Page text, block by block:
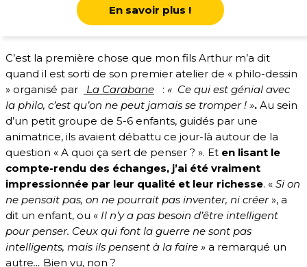
En savoir plus !
C’est la première chose que mon fils Arthur m’a dit
quand il est sorti de son premier atelier de « philo-dessin
» organisé par
La Carabane : « Ce qui est génial avec
la philo, c’est qu’on ne peut jamais se tromper ! ». Au sein
d’un petit groupe de 5-6 enfants, guidés par une
animatrice, ils avaient débattu ce jour-là autour de la
question « A quoi ça sert de penser ? ». Et en lisant le
compte-rendu des échanges, j’ai été vraiment
impressionnée par leur qualité et leur richesse. « Si on
ne pensait pas, on ne pourrait pas inventer, ni créer», a
dit un enfant, ou « Il n’y a pas besoin d’être intelligent
pour penser. Ceux qui font la guerre ne sont pas
intelligents, mais ils pensent à la faire » a remarqué un
autre… Bien vu, non ?